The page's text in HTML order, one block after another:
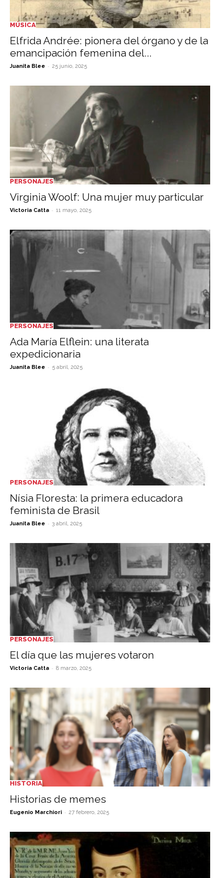
MÚSICA
Elfrida Andrée: pionera del órgano y de la
emancipación femenina del...
Juanita Blee - 25 junio, 2025
PERSONAJES
Virginia Woolf: Una mujer muy particular
Victoria Catta - 11 mayo, 2025
PERSONAJES
Ada María Elflein: una literata
expedicionaria
Juanita Blee - 5 abril, 2025
PERSONAJES
Nísia Floresta: la primera educadora
feminista de Brasil
Juanita Blee - 3 abril, 2025
PERSONAJES
El día que las mujeres votaron
Victoria Catta - 8 marzo, 2025
HISTORIA
Historias de memes
Eugenio Marchiori - 27 febrero, 2025